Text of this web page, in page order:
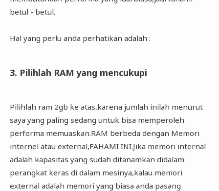
betul - betul.
Hal yang perlu anda perhatikan adalah :
3. Pilihlah RAM yang mencukupi
Pilihlah ram 2gb ke atas,karena jumlah inilah menurut
saya yang paling sedang untuk bisa memperoleh
performa memuaskan.RAM berbeda dengan Memori
internel atau external,FAHAMI INI.Jika memori internal
adalah kapasitas yang sudah ditanamkan didalam
perangkat keras di dalam mesinya,kalau memori
external adalah memori yang biasa anda pasang